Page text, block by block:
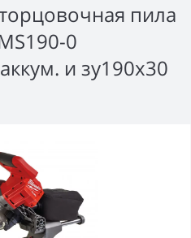
пила
0
и зу190x30